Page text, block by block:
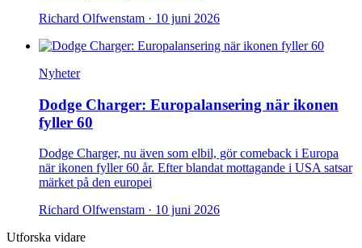
Richard Olfwenstam · 10 juni 2026
Nyheter
Dodge Charger: Europalansering när ikonen
fyller 60
Dodge Charger, nu även som elbil, gör comeback i Europa
när ikonen fyller 60 år. Efter blandat mottagande i USA satsar
märket på den europei
Richard Olfwenstam · 10 juni 2026
Utforska vidare